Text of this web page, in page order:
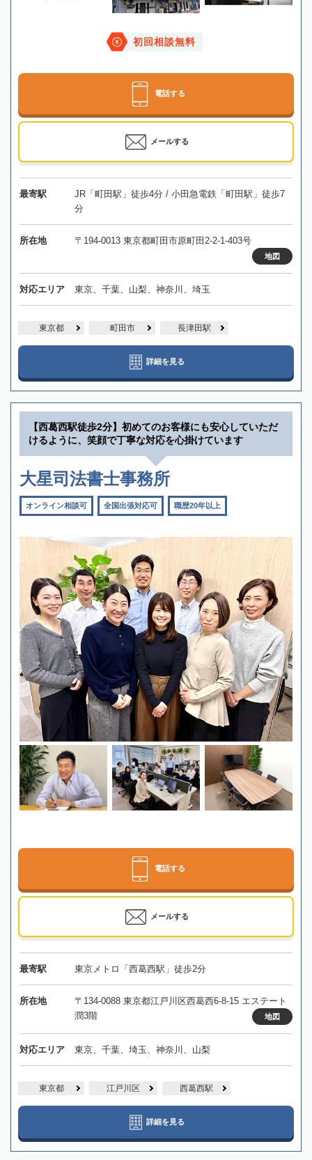
初回相談無料
電話する
メールする
最寄駅
JR「町田駅」徒歩4分 / 小田急電鉄「町田駅」徒歩7
分
所在地 〒194-0013 東京都町田市原町田2-2-1-403号
地図
対応エリア 東京、千葉、山梨、神奈川、埼玉
東京都 町田市 長津田駅
詳細を見る
【西葛西駅徒歩2分】初めてのお客様にも安心していただ
けるように、笑顔で丁寧な対応を心掛けています
大星司法書士事務所
オンライン相談可 全国出張対応可 職歴20年以上
電話する
メールする
最寄駅 東京メトロ「西葛西駅」徒歩2分
所在地
〒134-0088 東京都江戸川区西葛西6-8-15 エステート
潤3階
地図
対応エリア 東京、千葉、埼玉、神奈川、山梨
東京都 江戸川区 西葛西駅
詳細を見る